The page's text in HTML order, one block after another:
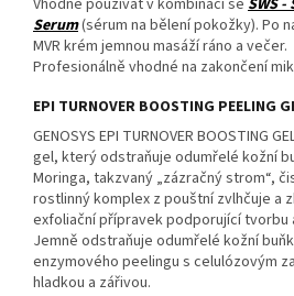
Vhodné používat v kombinaci se SWS
Serum(sérum na bělení pokožky). Po
MVR krém jemnou masáží ráno a večer.
Profesionálně vhodné na zakončení
EPI TURNOVER BOOSTING PEELING
GENOSYS EPI TURNOVER BOOSTING
gel, který odstraňuje odumřelé kožní
Moringa, takzvaný „zázračný strom“,
rostlinný komplex z pouštní zvlhčuje a
exfoliační přípravek podporující tvorbu
Jemně odstraňuje odumřelé kožní
enzymového peelingu s celulózovým
hladkou a zářivou.